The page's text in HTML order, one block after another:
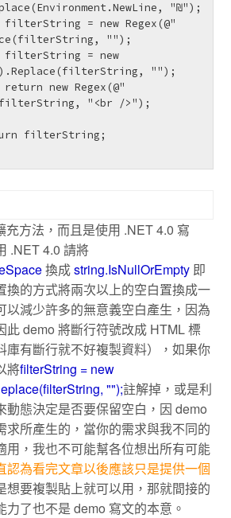
"₪");
"");
"");
"<br />");
充方法，而且是使用 .NET 4.0 寫
.NET 4.0 請將
換成string.IsNullOrEmpty 即
換的方式將兩次以上的空白置換成一
以減少許多的無意義空白產生，因為
此 demo 將斷行符號改成 HTML 標
庫有斷行就不好複製資料），如果你
將filterString = new
"");註解掉，或是利
動態決定是否要保留空白，因 demo
求所產生的，當你的需求與我不同的
用，我也不可能幫各位想出所有可能
認為看完文章以後應該只是提供一個
想要複製貼上就可以用，那就間接的
了也不是 demo 寫文的本意。